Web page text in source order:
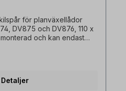
för planväxellådor
DV875 och DV876, 110 x
och kan endast
exempel! Med
Detaljer